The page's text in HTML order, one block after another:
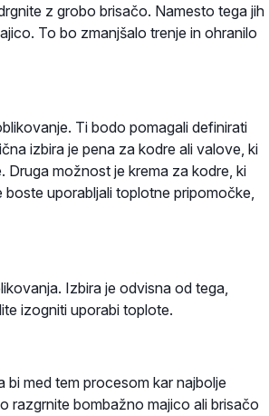
z grobo brisačo. Namesto tega jih
To bo zmanjšalo trenje in ohranilo
Ti bodo pomagali definirati
izbira je pena za kodre ali valove, ki
Druga možnost je krema za kodre, ki
uporabljali toplotne pripomočke,
Izbira je odvisna od tega,
izogniti uporabi toplote.
bi med tem procesom kar najbolje
razgrnite bombažno majico ali brisačo